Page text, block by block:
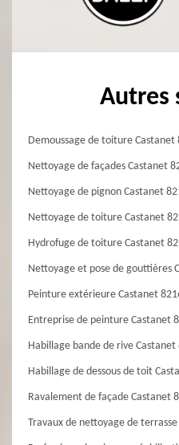
Autres
Demoussage de toiture Castanet
Nettoyage de façades Castanet
Nettoyage de pignon Castanet
Nettoyage de toiture Castanet
Hydrofuge de toiture Castanet
Nettoyage et pose de gouttières
Peinture extérieure Castanet
Entreprise de peinture Castanet
Habillage bande de rive Castanet
Habillage de dessous de toit
Ravalement de façade Castanet
Travaux de nettoyage de